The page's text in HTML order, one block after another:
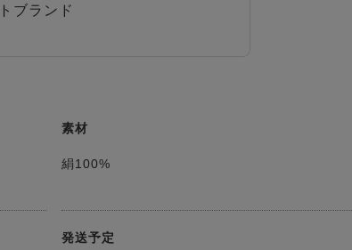
ブランド
素材
絹100%
発送予定